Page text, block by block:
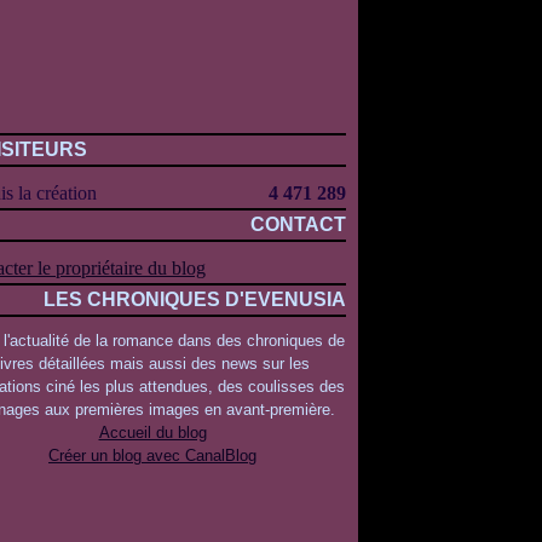
la création
4 471 289
CONTACT
le propriétaire du blog
LES CHRONIQUES D'EVENUSIA
l'actualité de la romance dans des chroniques de
livres détaillées mais aussi des news sur les
ciné les plus attendues, des coulisses des
aux premières images en avant-première.
Accueil du blog
Créer un blog avec CanalBlog